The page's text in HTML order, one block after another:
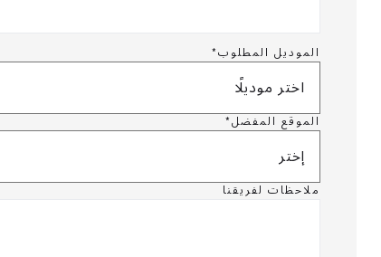
الموديل المطلوب*
اختر موديلًا
الموقع المفضل*
إختر
ملاحظات لفريقنا